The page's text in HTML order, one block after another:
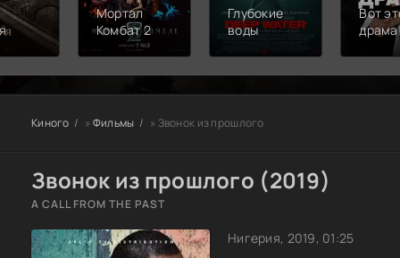
Мортал
Комбат 2
Глубокие
воды
Вот
Киного » Фильмы » Звонок из прошлого
Звонок из прошлого (2019)
A CALL FROM THE PAST
Нигерия, 2019, 01:25